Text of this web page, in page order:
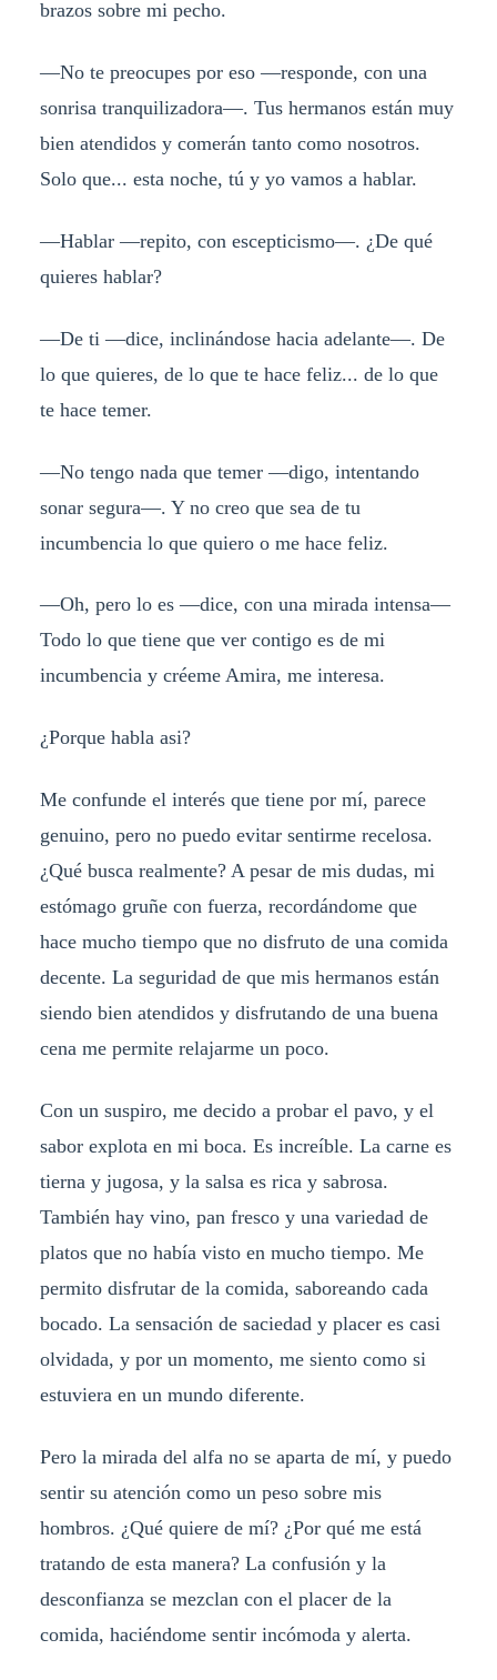
brazos sobre mi pecho.
—No te preocupes por eso —responde, con una
sonrisa tranquilizadora—. Tus hermanos están muy
bien atendidos y comerán tanto como nosotros.
Solo que... esta noche, tú y yo vamos a hablar.
—Hablar —repito, con escepticismo—. ¿De qué
quieres hablar?
—De ti —dice, inclinándose hacia adelante—. De
lo que quieres, de lo que te hace feliz... de lo que
te hace temer.
—No tengo nada que temer —digo, intentando
sonar segura—. Y no creo que sea de tu
incumbencia lo que quiero o me hace feliz.
—Oh, pero lo es —dice, con una mirada intensa—
Todo lo que tiene que ver contigo es de mi
incumbencia y créeme Amira, me interesa.
¿Porque habla asi?
Me confunde el interés que tiene por mí, parece
genuino, pero no puedo evitar sentirme recelosa.
¿Qué busca realmente? A pesar de mis dudas, mi
estómago gruñe con fuerza, recordándome que
hace mucho tiempo que no disfruto de una comida
decente. La seguridad de que mis hermanos están
siendo bien atendidos y disfrutando de una buena
cena me permite relajarme un poco.
Con un suspiro, me decido a probar el pavo, y el
sabor explota en mi boca. Es increíble. La carne es
tierna y jugosa, y la salsa es rica y sabrosa.
También hay vino, pan fresco y una variedad de
platos que no había visto en mucho tiempo. Me
permito disfrutar de la comida, saboreando cada
bocado. La sensación de saciedad y placer es casi
olvidada, y por un momento, me siento como si
estuviera en un mundo diferente.
Pero la mirada del alfa no se aparta de mí, y puedo
sentir su atención como un peso sobre mis
hombros. ¿Qué quiere de mí? ¿Por qué me está
tratando de esta manera? La confusión y la
desconfianza se mezclan con el placer de la
comida, haciéndome sentir incómoda y alerta.